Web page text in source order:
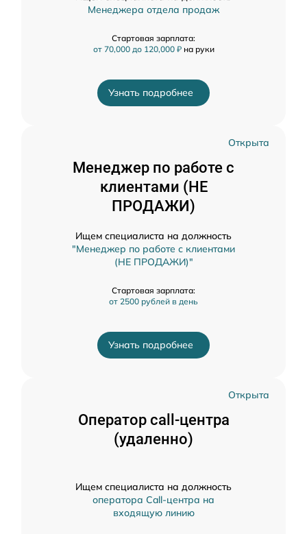
Менеджера отдела продаж
Стартовая зарплата:
от 70,000 до 120,000 ₽ на руки
Узнать подробнее
Открыта
Менеджер по работе с
клиентами (НЕ
ПРОДАЖИ)
Ищем специалиста на должность
"Менеджер по работе с клиентами
(НЕ ПРОДАЖИ)"
Стартовая зарплата:
от 2500 рублей в день
Узнать подробнее
Открыта
Оператор call-центра
(удаленно)
Ищем специалиста на должность
оператора Call-центра на
входящую линию